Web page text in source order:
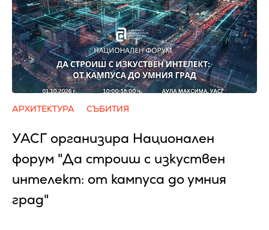
АРХИТЕКТУРА СЪБИТИЯ
УАСГ организира Национален
форум "Да строиш с изкуствен
интелект: от кампуса до умния
град"